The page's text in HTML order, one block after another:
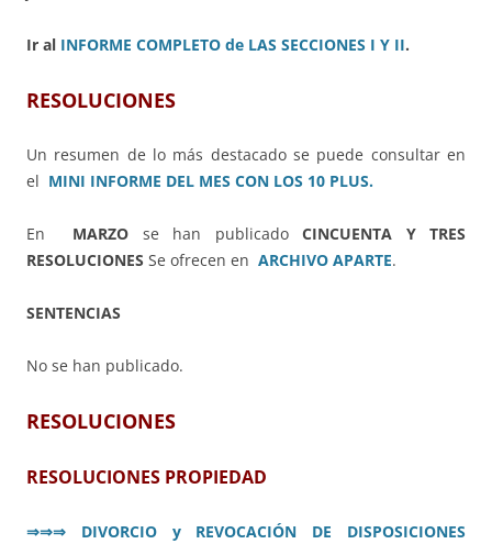
Ir al INFORME COMPLETO de LAS SECCIONES I Y II.
RESOLUCIONES
Un resumen de lo más destacado se puede consultar en
el MINI INFORME DEL MES CON LOS 10 PLUS.
En MARZO se han publicado CINCUENTA Y TRES
RESOLUCIONES Se ofrecen en ARCHIVO APARTE.
SENTENCIAS
No se han publicado.
RESOLUCIONES
RESOLUCIONES PROPIEDAD
⇒⇒⇒ DIVORCIO y REVOCACIÓN DE DISPOSICIONES